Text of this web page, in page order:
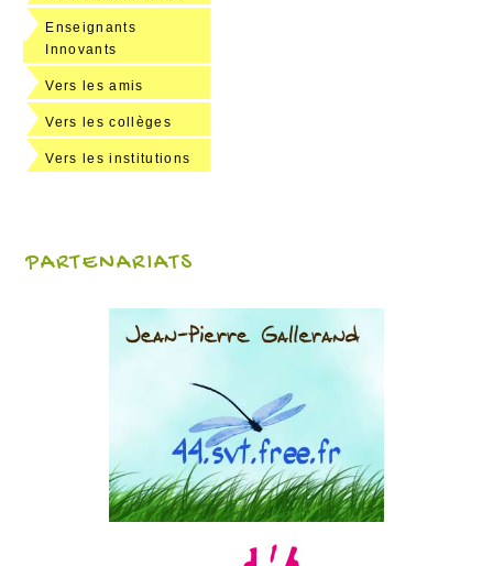
Enseignants
Innovants
Vers les amis
Vers les collèges
Vers les institutions
PARTENARIATS